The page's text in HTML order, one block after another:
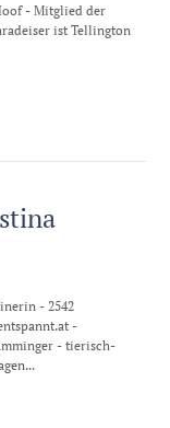
- Mitglied der
ist Tellington
- 2542
-
- tierisch-